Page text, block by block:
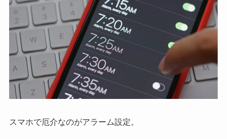
スマホで厄介なのがアラーム設定。